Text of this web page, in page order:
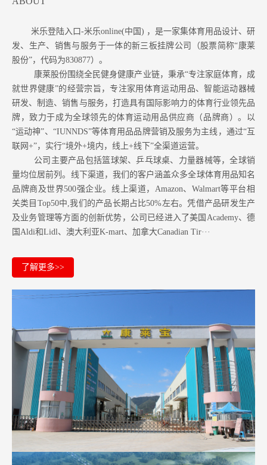
米乐登陆入口-米乐online(中国) ，是一家集体育用品设计、研
发、生产、销售与服务于一体的新三板挂牌公司（股票简称“康莱
股份”，代码为830877）。
康莱股份围绕全民健身健康产业链，秉承“专注家庭体育，成
就世界健康”的经营宗旨，专注家用体育运动用品、智能运动器械
研发、制造、销售与服务，打造具有国际影响力的体育行业领先品
牌，致力于成为全球领先的体育运动用品供应商（品牌商）。以
“运动神”、“IUNNDS”等体育用品品牌营销及服务为主线，通过“互
联网+”，实行“境外+境内，线上+线下”全渠道运营。
公司主要产品包括篮球架、乒乓球桌、力量器械等，全球销
量均位居前列。 线下渠道，我们的客户涵盖众多全球体育用品知名
品牌商及世界500强企业。 线上渠道，Amazon、Walmart等平台相
关类目Top50中,我们的产品长期占比50%左右。凭借产品研发生产
及业务管理等方面的创新优势，公司已经进入了美国Academy、德
国Aldi和Lidl、澳大利亚K-mart、加拿大Canadian Tir···
了解更多>>